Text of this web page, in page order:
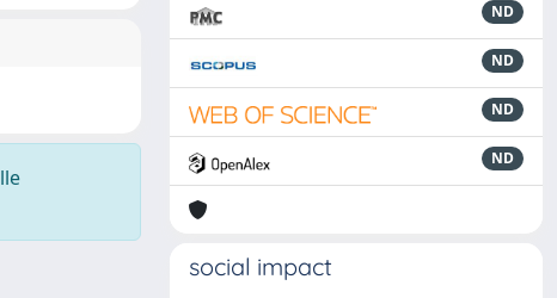
ND
ND
ND
ND
social impact